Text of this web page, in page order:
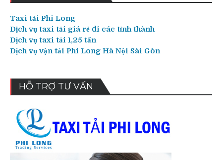
Taxi tải Phi Long
Dịch vụ taxi tải giá rẻ đi các tỉnh thành
Dịch vụ taxi tải 1,25 tấn
Dịch vụ vận tải Phi Long Hà Nội Sài Gòn
HỖ TRỢ TƯ VẤN